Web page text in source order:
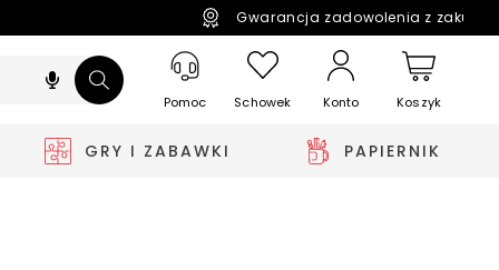
Gwarancja zadowolenia z
Pomoc Schowek Konto Koszyk
GRY I ZABAWKI PAPIERNIK